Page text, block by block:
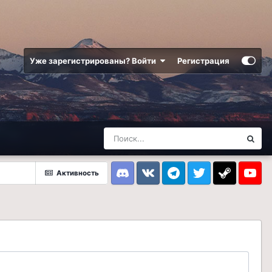
Уже зарегистрированы? Войти Регистрация
Активность
DiscordVK TelegramTwitter Steam